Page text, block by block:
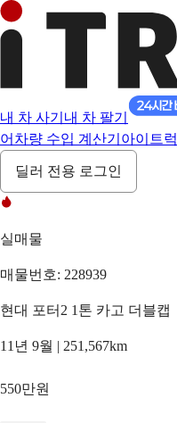
내 차 사기 내 차 팔기
어 차량 수입 계산기 아이트럭
딜러 전용 로그인
실매물
매물번호: 228939
현대 포터2 1톤 카고 더블캡
11년 9월 | 251,567km
550만원